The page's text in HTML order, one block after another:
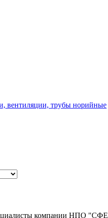
вентиляции, трубы норийные
компании НПО